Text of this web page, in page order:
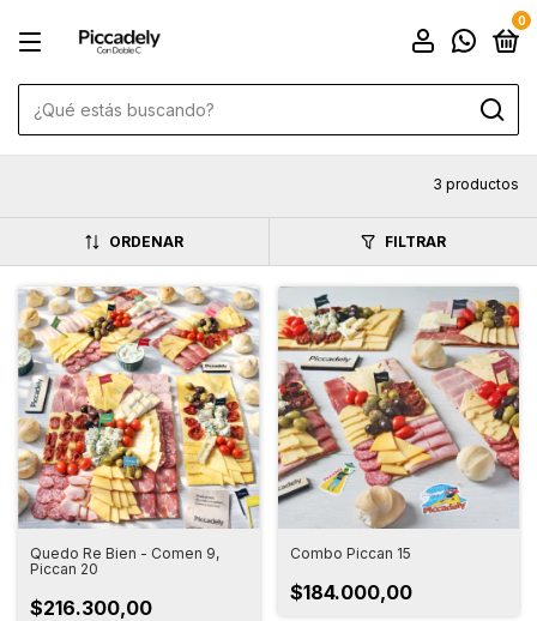
0
3 productos
ORDENAR FILTRAR
Quedo Re Bien - Comen 9,
Piccan 20
$216.300,00
Combo Piccan 15
$184.000,00